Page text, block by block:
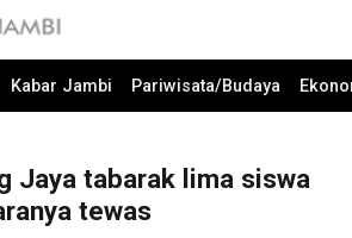
Kabar Jambi Pariwisata/Budaya
Jaya tabarak lima siswa
tewas